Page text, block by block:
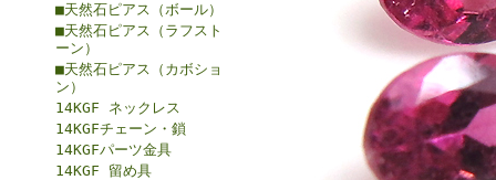
■天然石ピアス（ボール）
■天然石ピアス（ラフスト
ーン）
■天然石ピアス（カボショ
ン）
14KGF ネックレス
14KGFチェーン・鎖
14KGFパーツ金具
14KGF 留め具